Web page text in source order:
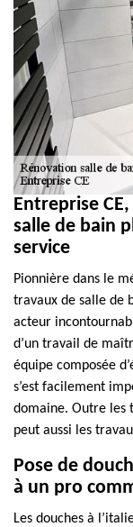
Entreprise
salle de bain
service
Pionnière dans le
travaux de salle de
acteur
d’un travail de
équipe composée
s’est facilement
domaine. Outre les
peut aussi les
Pose de
à un pro
Les douches à